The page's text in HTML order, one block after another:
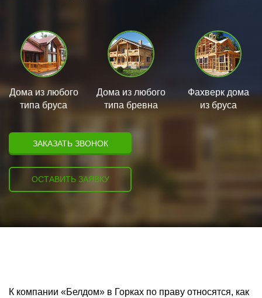
Дома из любого
типа бруса
Дома из любого
типа бревна
Фахверк дома
из бруса
ЗАКАЗАТЬ ЗВОНОК
ОСТАВИТЬ ЗАЯВКУ
К компании «Белдом» в Горках по праву относятся, как